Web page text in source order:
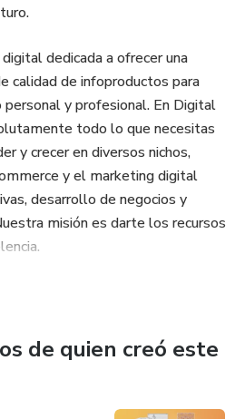
dedicada a ofrecer una
calidad de infoproductos para
y profesional. En Digital
todo lo que necesitas
y crecer en diversos nichos,
y el marketing digital
desarrollo de negocios y
misión es darte los recursos
Tu próxima gran idea o
de quien creó este